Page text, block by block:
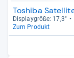
Toshiba
Dis­play­größe: 17,3"
Zum Produkt